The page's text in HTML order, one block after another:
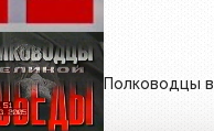
Полководцы